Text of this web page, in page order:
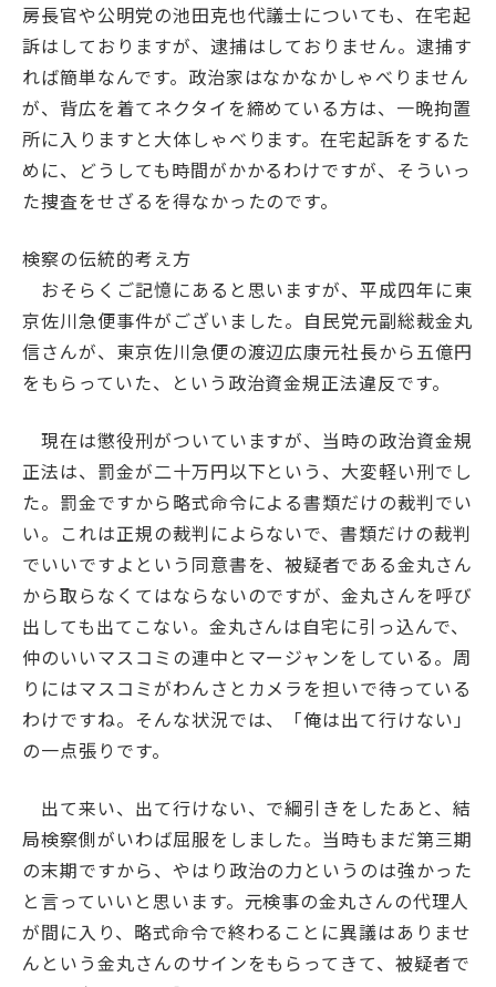
房長官や公明党の池田克也代議士についても、在宅起
訴はしておりますが、逮捕はしておりません。逮捕す
れば簡単なんです。政治家はなかなかしゃべりません
が、背広を着てネクタイを締めている方は、一晩拘置
所に入りますと大体しゃべります。在宅起訴をするた
めに、どうしても時間がかかるわけですが、そういっ
た捜査をせざるを得なかったのです。
検察の伝統的考え方
おそらくご記憶にあると思いますが、平成四年に東
京佐川急便事件がございました。自民党元副総裁金丸
信さんが、東京佐川急便の渡辺広康元社長から五億円
をもらっていた、という政治資金規正法違反です。
現在は懲役刑がついていますが、当時の政治資金規
正法は、罰金が二十万円以下という、大変軽い刑でし
た。罰金ですから略式命令による書類だけの裁判でい
い。これは正規の裁判によらないで、書類だけの裁判
でいいですよという同意書を、被疑者である金丸さん
から取らなくてはならないのですが、金丸さんを呼び
出しても出てこない。金丸さんは自宅に引っ込んで、
仲のいいマスコミの連中とマージャンをしている。周
りにはマスコミがわんさとカメラを担いで待っている
わけですね。そんな状況では、「俺は出て行けない」
の一点張りです。
出て来い、出て行けない、で綱引きをしたあと、結
局検察側がいわば屈服をしました。当時もまだ第三期
の末期ですから、やはり政治の力というのは強かった
と言っていいと思います。元検事の金丸さんの代理人
が間に入り、略式命令で終わることに異議はありませ
んという金丸さんのサインをもらってきて、被疑者で